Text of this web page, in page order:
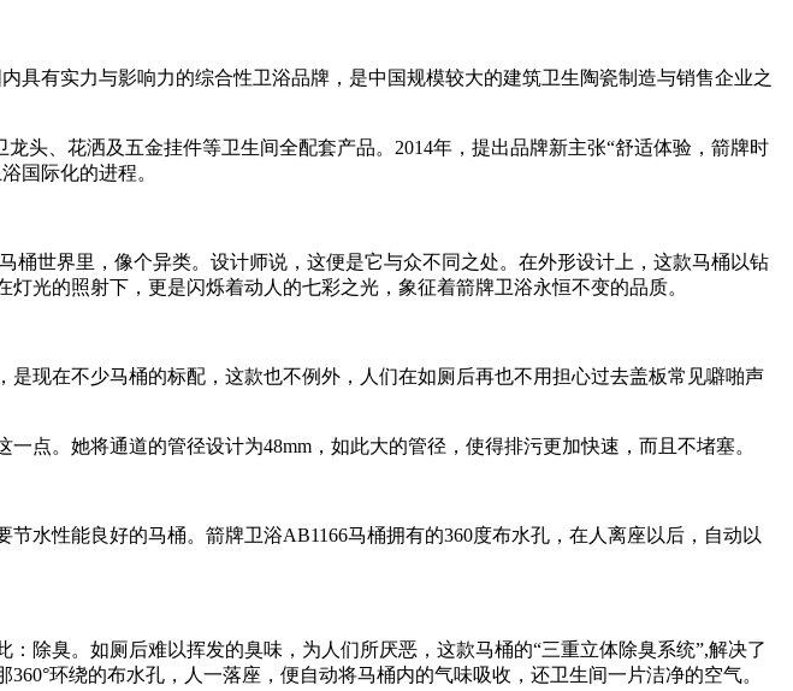
有实力与影响力的综合性卫浴品牌，是中国规模较大的建筑卫生陶瓷制造与销售企业之
、花洒及五金挂件等卫生间全配套产品。2014年，提出品牌新主张“舒适体验，箭牌时
国际化的进程。
世界里，像个异类。设计师说，这便是它与众不同之处。在外形设计上，这款马桶以钻
光的照射下，更是闪烁着动人的七彩之光，象征着箭牌卫浴永恒不变的品质。
在不少马桶的标配，这款也不例外，人们在如厕后再也不用担心过去盖板常见噼啪声
。她将通道的管径设计为48mm，如此大的管径，使得排污更加快速，而且不堵塞。
性能良好的马桶。箭牌卫浴AB1166马桶拥有的360度布水孔，在人离座以后，自动以
臭。如厕后难以挥发的臭味，为人们所厌恶，这款马桶的“三重立体除臭系统”,解决了
环绕的布水孔，人一落座，便自动将马桶内的气味吸收，还卫生间一片洁净的空气。